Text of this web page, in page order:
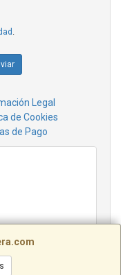
.
Legal
de Cookies
de Pago